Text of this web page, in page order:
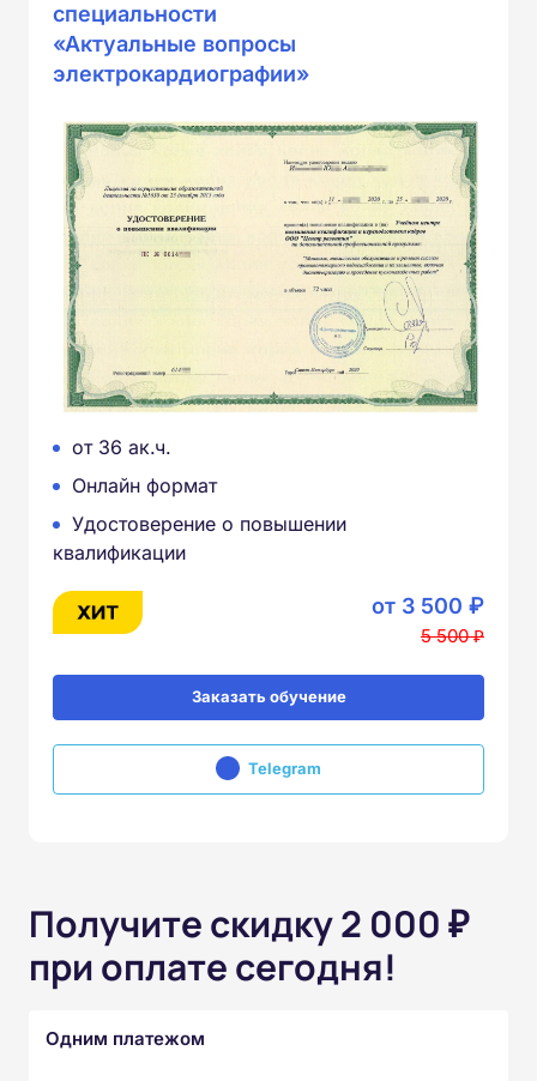
специальности
«Актуальные вопросы
электрокардиографии»
от 36 ак.ч.
Онлайн формат
Удостоверение о повышении
квалификации
от 3 500 ₽
5 500 ₽
Заказать обучение
Telegram
Получите скидку 2 000 ₽
при оплате сегодня!
Одним платежом